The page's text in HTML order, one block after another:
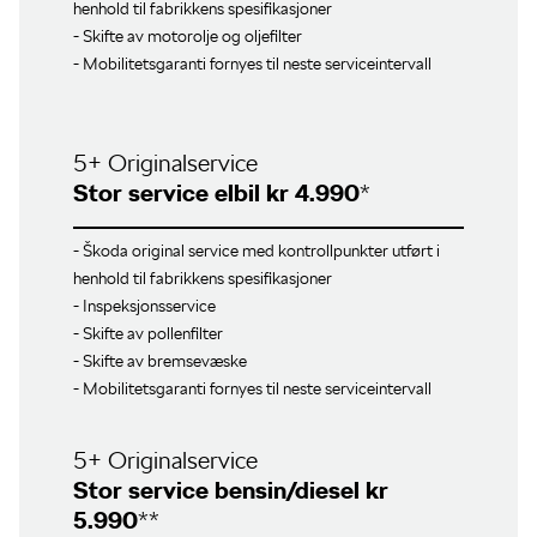
henhold til fabrikkens spesifikasjoner
- Skifte av motorolje og oljefilter
- Mobilitetsgaranti fornyes til neste serviceintervall
5+ Originalservice
Stor service elbil kr 4.990*
- Škoda original service med kontrollpunkter utført i
henhold til fabrikkens spesifikasjoner
- Inspeksjonsservice
- Skifte av pollenfilter
- Skifte av bremsevæske
- Mobilitetsgaranti fornyes til neste serviceintervall
5+ Originalservice
Stor service bensin/diesel kr
5.990**